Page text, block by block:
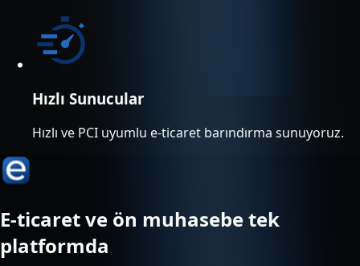
Hızlı Sunucular
Hızlı ve PCI uyumlu e-ticaret barındırma sunuyoruz.
E-ticaret ve ön muhasebe tek
platformda